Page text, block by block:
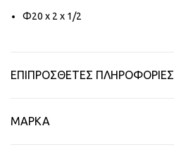
Φ20 x 2 x 1/2
ΕΠΙΠΡΌΣΘΕΤΕΣ ΠΛΗΡΟΦΟΡΊΕΣ
ΜΆΡΚΑ